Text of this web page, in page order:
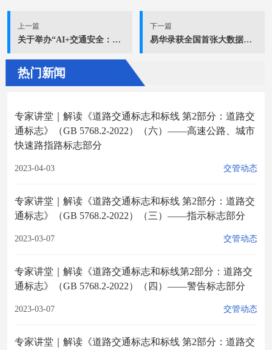
上一篇
关于举办“AI+交通安全：交通事件 视频识别全国挑战赛”的通知
下一篇
易华录获全国首张大数据企业服务能力评价国家级证书
热门新闻
专家讲堂｜解读《道路交通标志和标线 第2部分：道路交
通标志》（GB 5768.2-2022）（六）——高速公路、城市
快速路指路标志部分
2023-04-03 交管动态
专家讲堂｜解读《道路交通标志和标线 第2部分：道路交
通标志》（GB 5768.2-2022）（三）——指示标志部分
2023-03-07 交管动态
专家讲堂｜解读《道路交通标志和标线第2部分：道路交
通标志》（GB 5768.2-2022）（四）——警告标志部分
2023-03-07 交管动态
专家讲堂｜解读《道路交通标志和标线 第2部分：道路交